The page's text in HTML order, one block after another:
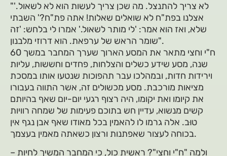
"'לא צריך להתנצל. מה שכן צריך לעשות הוא לא לשאול.
אצלנו בפת"ח לא שואלים שאלות! אתה פת"ח?' השבתי
שלא, ואז הוא אמר: 'לי מותר לשאול.' אמרו לי בלחש: 'זה
שומר הראש של ערפאת. הוא דרוזי מלבנון".
ח"י וחצי מתאר את המסע הארוך שערך המחבר במשך 60
שנה, מסע שידע כשלים והצלחות, פחדים וחששות, עליות
וירידות חדות, ובמהלכו עבר תהפוכות שנטעו אותו במסכת
מציאות מורכבת. מסע מכשולים זה, אשר התווה בעבורו
את קיומו ואת יקומו, היה רצוף רגעי יום-יום שאף בהיותם
קשים מנשוא, עדיין חש בתוכם פעימות של שמחה רוויות
טוּב. אלה גרמו לו להאמין בכל מאודו שאף אבן נגף אין
בכוחה לעצור שאפתנות ורצון כשאתה מאמין בעצמך.
ולמה "ח"י וחצי"? ראשית כול, כי המחבר המשיך לחיות –